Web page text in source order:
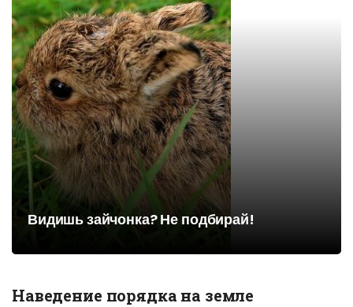
Видишь зайчонка? Не подбирай!
Наведение порядка на земле